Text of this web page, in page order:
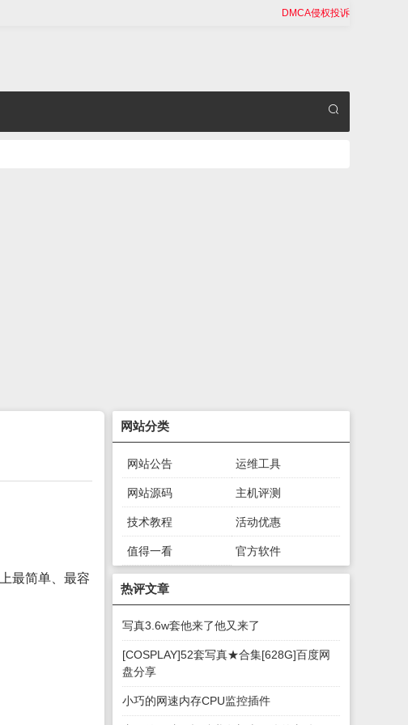
DMCA侵权投诉
上最简单、最容
网站分类
网站公告 运维工具
网站源码 主机评测
技术教程 活动优惠
值得一看
绿色软件
官方软件
热评文章
写真3.6w套他来了他又来了
[COSPLAY]52套写真★合集[628G]百度网
盘分享
小巧的网速内存CPU监控插件